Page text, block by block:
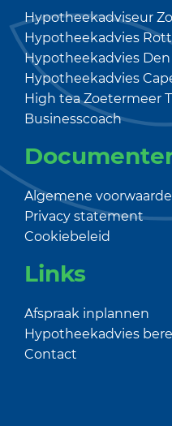
Hypotheekadviseur
Hypotheekadvies
Hypotheekadvies Den
Hypotheekadvies
High tea Zoetermeer
Businesscoach
Algemene
Privacy statement
Cookiebeleid
Links
Afspraak inplannen
Hypotheekadvies
Contact